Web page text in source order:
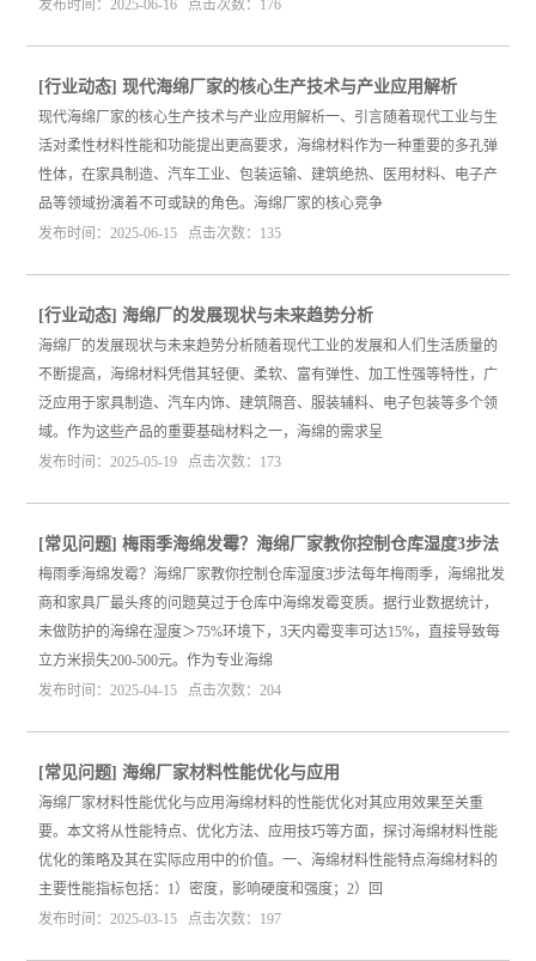
发布时间：2025-06-16 点击次数：176
[行业动态]现代海绵厂家的核心生产技术与产业应用解析
现代海绵厂家的核心生产技术与产业应用解析一、引言随着现代工业与生
活对柔性材料性能和功能提出更高要求，海绵材料作为一种重要的多孔弹
性体，在家具制造、汽车工业、包装运输、建筑绝热、医用材料、电子产
品等领域扮演着不可或缺的角色。海绵厂家的核心竞争
发布时间：2025-06-15 点击次数：135
[行业动态]海绵厂的发展现状与未来趋势分析
海绵厂的发展现状与未来趋势分析随着现代工业的发展和人们生活质量的
不断提高，海绵材料凭借其轻便、柔软、富有弹性、加工性强等特性，广
泛应用于家具制造、汽车内饰、建筑隔音、服装辅料、电子包装等多个领
域。作为这些产品的重要基础材料之一，海绵的需求呈
发布时间：2025-05-19 点击次数：173
[常见问题]梅雨季海绵发霉？海绵厂家教你控制仓库湿度3步法
梅雨季海绵发霉？海绵厂家教你控制仓库湿度3步法每年梅雨季，海绵批发
商和家具厂最头疼的问题莫过于仓库中海绵发霉变质。据行业数据统计，
未做防护的海绵在湿度＞75%环境下，3天内霉变率可达15%，直接导致每
立方米损失200-500元。作为专业海绵
发布时间：2025-04-15 点击次数：204
[常见问题]海绵厂家材料性能优化与应用
海绵厂家材料性能优化与应用海绵材料的性能优化对其应用效果至关重
要。本文将从性能特点、优化方法、应用技巧等方面，探讨海绵材料性能
优化的策略及其在实际应用中的价值。一、海绵材料性能特点海绵材料的
主要性能指标包括：1）密度，影响硬度和强度；2）回
发布时间：2025-03-15 点击次数：197